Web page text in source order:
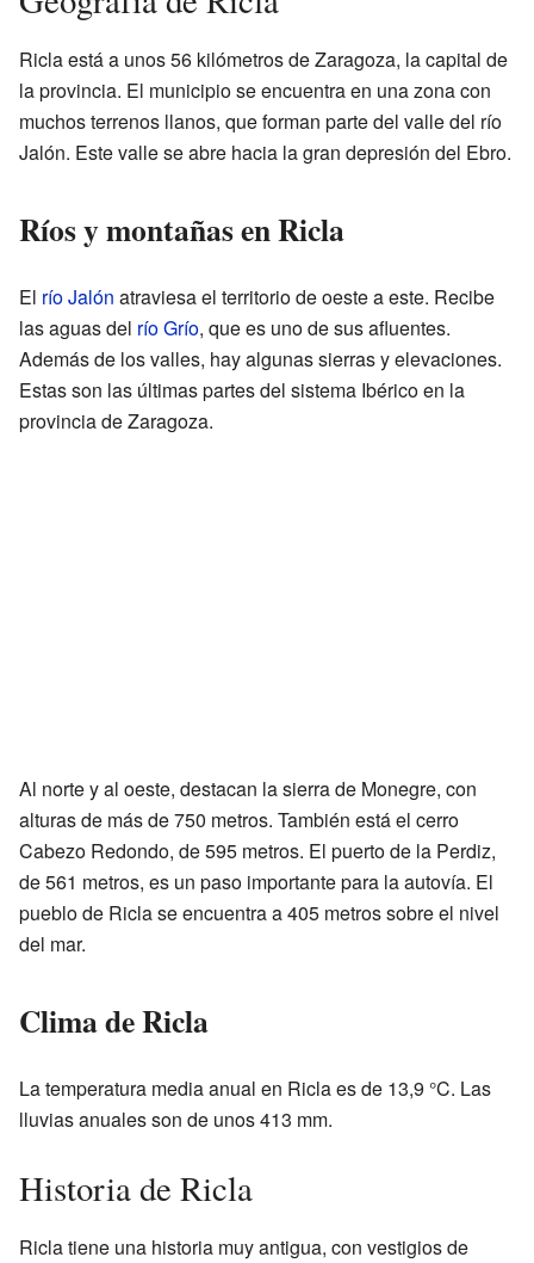
Ricla está a unos 56 kilómetros de Zaragoza, la capital de
la provincia. El municipio se encuentra en una zona con
muchos terrenos llanos, que forman parte del valle del río
Jalón. Este valle se abre hacia la gran depresión del Ebro.
Ríos y montañas en Ricla
El río Jalón atraviesa el territorio de oeste a este. Recibe
las aguas del río Grío, que es uno de sus afluentes.
Además de los valles, hay algunas sierras y elevaciones.
Estas son las últimas partes del sistema Ibérico en la
provincia de Zaragoza.
Al norte y al oeste, destacan la sierra de Monegre, con
alturas de más de 750 metros. También está el cerro
Cabezo Redondo, de 595 metros. El puerto de la Perdiz,
de 561 metros, es un paso importante para la autovía. El
pueblo de Ricla se encuentra a 405 metros sobre el nivel
del mar.
Clima de Ricla
La temperatura media anual en Ricla es de 13,9 °C. Las
lluvias anuales son de unos 413 mm.
Historia de Ricla
Ricla tiene una historia muy antigua, con vestigios de